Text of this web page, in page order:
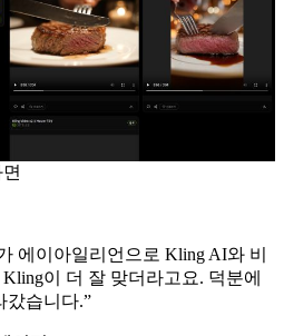
에이아일리언으로 Kling AI와 비
이 더 잘 맞더라고요. 덕분에
갔습니다.”